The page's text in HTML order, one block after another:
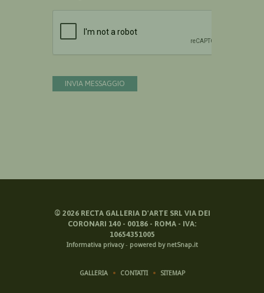
INVIA MESSAGGIO
© 2026RECTA GALLERIA D'ARTE SRL VIA DEI
CORONARI 140 - 00186 - ROMA - IVA:
10654351005
Informativa privacy- powered by netSnap.it
GALLERIA CONTATTI SITEMAP